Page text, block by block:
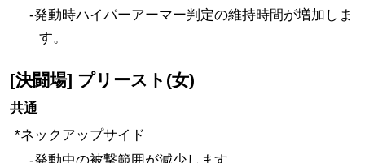
-発動時ハイパーアーマー判定の維持時間が増加しま
す。
[決闘場] プリースト(女)
共通
*ネックアップサイド